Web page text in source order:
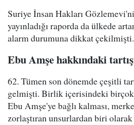
Suriye İnsan Hakları
yayınladığı raporda da ülkede
alarm durumuna dikkat çekilmişti.
Ebu Amşe hakkındaki
62. Tümen son dönemde çeşitli
gelmişti. Birlik içerisindeki
Ebu Amşe'ye bağlı kalması,
zorlaştıran unsurlardan biri